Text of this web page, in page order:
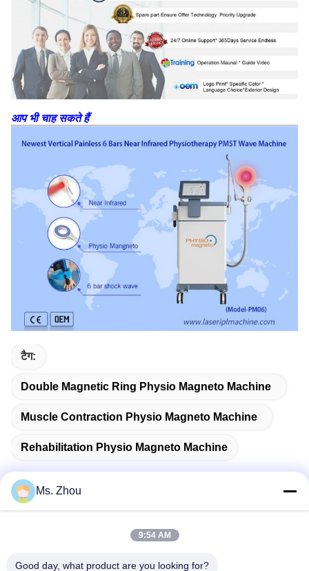
आप भी चाह सकते हैं
टैग:
Double Magnetic Ring Physio Magneto Machine
Muscle Contraction Physio Magneto Machine
Rehabilitation Physio Magneto Machine
पता
Ms. Zhou
9:54 AM
Good day, what product are you looking for?